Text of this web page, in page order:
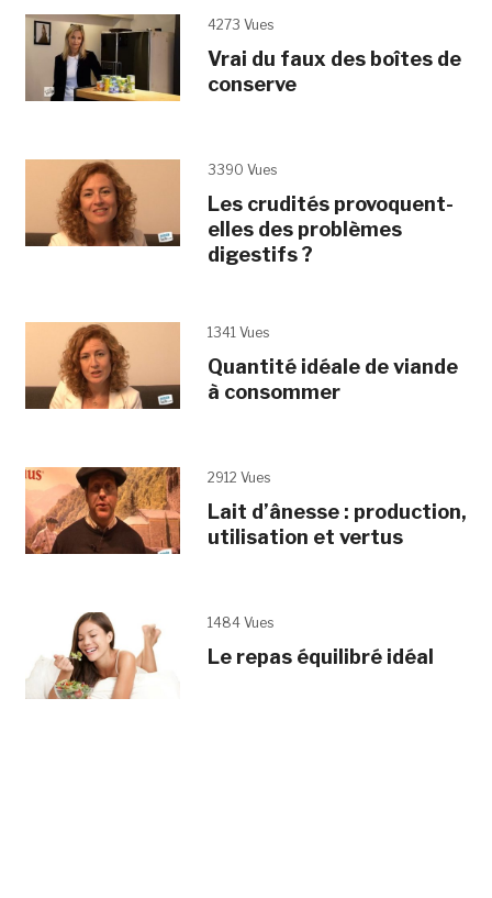
4273 Vues
Vrai du faux des boîtes de
conserve
3390 Vues
Les crudités provoquent-
elles des problèmes
digestifs ?
1341 Vues
Quantité idéale de viande
à consommer
2912 Vues
Lait d’ânesse : production,
utilisation et vertus
1484 Vues
Le repas équilibré idéal